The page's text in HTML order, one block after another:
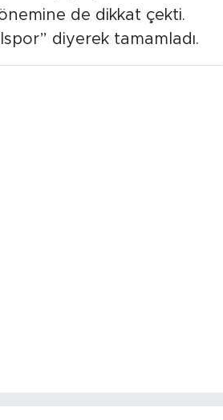
de dikkat çekti.
diyerek tamamladı.